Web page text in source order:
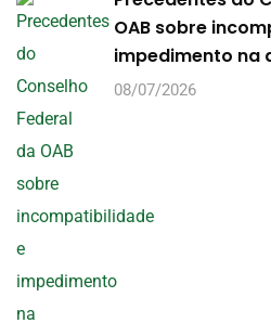
OAB sobre
impedimento na
08/07/2026